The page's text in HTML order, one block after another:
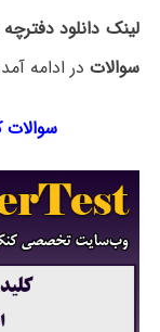
لینک دانلود
سوالات در ادامه
سوالات